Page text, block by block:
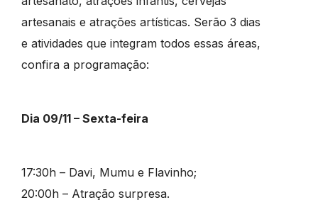
artesanais e atrações artísticas. Serão 3 dias
e atividades que integram todos essas áreas,
confira a programação:
Dia 09/11 – Sexta-feira
17:30h – Davi, Mumu e Flavinho;
20:00h – Atração surpresa.